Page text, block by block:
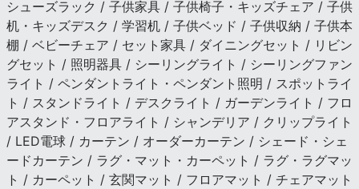
シューズラック / 子供家具 / 子供椅子・キッズチェア / 子供
机・キッズデスク / 学習机 / 子供ベッド / 子供収納 / 子供本
棚 / ベビーチェア / セット家具 / ダイニングセット / リビン
グセット / 照明器具 / シーリングライト / シーリングファン
ライト / ペンダントライト・ペンダント照明 / スポットライ
ト / スタンドライト / デスクライト / ガーデンライト / フロ
アスタンド・フロアライト / シャンデリア / クリップライト
/ LED電球 / カーテン / オーダーカーテン / シェード・シェ
ードカーテン / ラグ・マット・カーペット / ラグ・ラグマッ
ト / カーペット / 玄関マット / フロアマット / チェアマット